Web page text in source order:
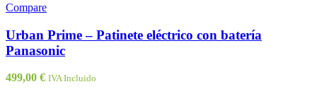
Compare
Urban Prime – Patinete eléctrico con batería
Panasonic
499,00 € IVA Incluido